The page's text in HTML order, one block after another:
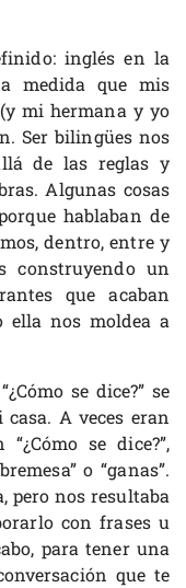
inglés en la
medida que mis
mi hermana y yo
Ser bilingües nos
de las reglas y
Algunas cosas
hablaban de
dentro, entre y
construyendo un
que acaban
ella nos moldea a
se dice?” se
A veces eran
se dice?”,
o “ganas”.
pero nos resultaba
con frases u
para tener una
que te